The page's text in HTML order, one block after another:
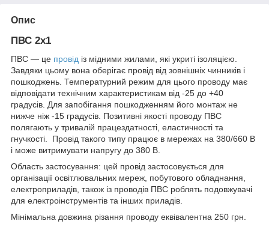
Опис
ПВС 2х1
ПВС — це провід із мідними жилами, які укриті ізоляцією.
Завдяки цьому вона оберігає провід від зовнішніх чинників і
пошкоджень. Температурний режим для цього проводу має
відповідати технічним характеристикам від -25 до +40
градусів. Для запобігання пошкодженням його монтаж не
нижче ніж -15 градусів. Позитивні якості проводу ПВС
полягають у тривалій працездатності, еластичності та
гнучкості. Провід такого типу працює в мережах на 380/660 В
і може витримувати напругу до 380 В.
Область застосування: цей провід застосовується для
організації освітлювальних мереж, побутового обладнання,
електроприладів, також із проводів ПВС роблять подовжувачі
для електроінструментів та інших приладів.
Мінімальна довжина різання проводу еквівалентна 250 грн.